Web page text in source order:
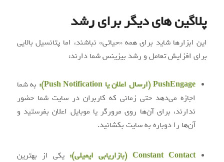
پلاگین های دیگر برای رشد
این ابزارها شاید برای همه «حیاتی» نباشند، اما پتانسیل بالایی
برای افزایش تعامل و رشد بیزینس شما دارند:
PushEngage (ارسال اعلان یا Push Notification):
به شما
اجازه می‌دهد حتی زمانی که کاربران در سایت شما حضور
ندارند، برای آن‌ها روی مرورگر یا موبایل اعلان بفرستید و
آن‌ها را دوباره به سایت بکشانید.
Constant Contact (بازاریابی ایمیلی):
یکی از بهترین